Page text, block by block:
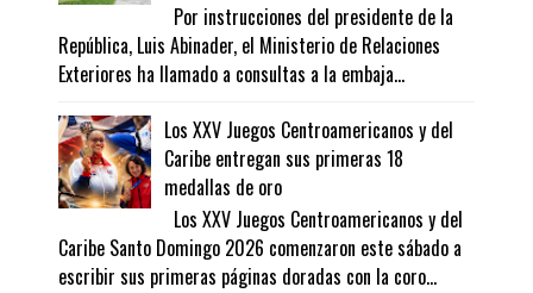
Por instrucciones del presidente de la
República, Luis Abinader, el Ministerio de Relaciones
Exteriores ha llamado a consultas a la embaja...
Los XXV Juegos Centroamericanos y del
Caribe entregan sus primeras 18
medallas de oro
Los XXV Juegos Centroamericanos y del
Caribe Santo Domingo 2026 comenzaron este sábado a
escribir sus primeras páginas doradas con la coro...